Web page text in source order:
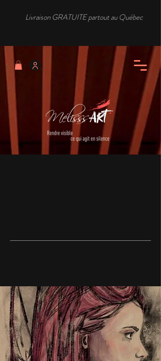
Livraison GRATUITE partout au Québec